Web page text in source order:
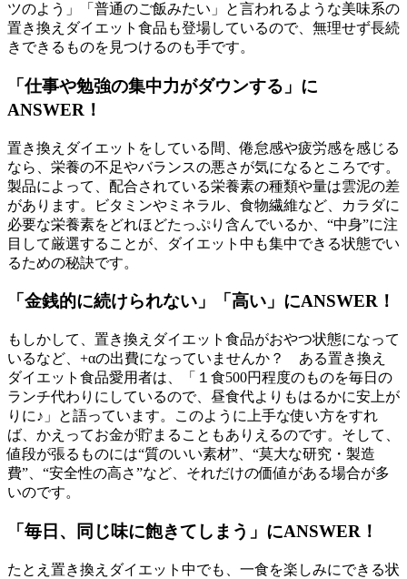
ツのよう」「普通のご飯みたい」と言われるような美味系の
置き換えダイエット食品も登場しているので、無理せず長続
きできるものを見つけるのも手です。
「仕事や勉強の集中力がダウンする」に
ANSWER！
置き換えダイエットをしている間、倦怠感や疲労感を感じる
なら、栄養の不足やバランスの悪さが気になるところです。
製品によって、配合されている栄養素の種類や量は雲泥の差
があります。ビタミンやミネラル、食物繊維など、カラダに
必要な栄養素をどれほどたっぷり含んでいるか、“中身”に注
目して厳選することが、ダイエット中も集中できる状態でい
るための秘訣です。
「金銭的に続けられない」「高い」にANSWER！
もしかして、置き換えダイエット食品がおやつ状態になって
いるなど、+αの出費になっていませんか？ ある置き換え
ダイエット食品愛用者は、「１食500円程度のものを毎日の
ランチ代わりにしているので、昼食代よりもはるかに安上が
りに♪」と語っています。このように上手な使い方をすれ
ば、かえってお金が貯まることもありえるのです。そして、
値段が張るものには“質のいい素材”、“莫大な研究・製造
費”、“安全性の高さ”など、それだけの価値がある場合が多
いのです。
「毎日、同じ味に飽きてしまう」にANSWER！
たとえ置き換えダイエット中でも、一食を楽しみにできる状